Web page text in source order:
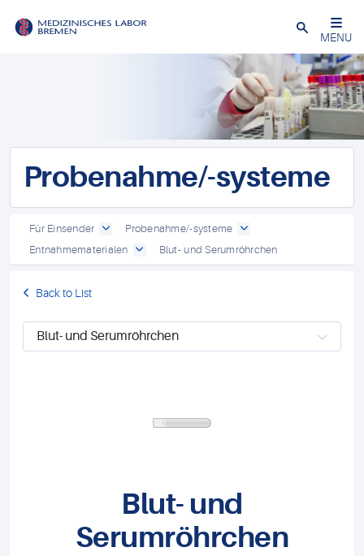
Schließen
MENU
Probenahme/-systeme
Für Einsender
Probenahme/-systeme
Entnahmematerialen
Blut- und Serumröhrchen
Back to List
Blut- und Serumröhrchen
Blut- und
Serumröhrchen